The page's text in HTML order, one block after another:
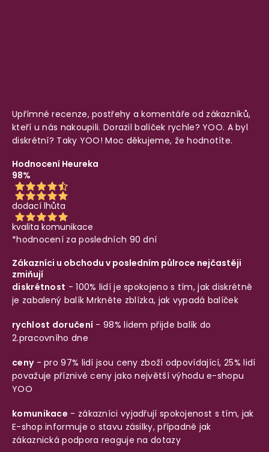
Upřímné recenze, postřehy a komentáře od zákazníků,
kteří u nás nakoupili. Dorazil balíček rychle? YOO. A byl
diskrétní? Taky YOO! Moc děkujeme, že hodnotíte.
Hodnocení Heureka
98%
dodací lhůta
kvalita komunikace
*hodnocení za posledních 90 dní
Zákazníci u obchodu v posledním půlroce nejčastěji
zmiňují
diskrétnost - 100% lidí je spokojeno s tím, jak diskrétně
je zabalený balíkMrkněte zblízka, jak vypadá balíček
rychlost doručení - 98% lidem přijde balík do
2.pracovního dne
ceny- pro 97% lidí jsou ceny zboží odpovídající, 25% lidí
považuje příznivé ceny jako největší výhodu e-shopu
YOO
komunikace - zákazníci vyjadřují spokojenost s tím, jak
E-shop informuje o stavu zásilky, případně jak
zákaznická podpora reaguje na dotazy